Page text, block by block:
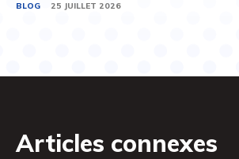
BLOG 25 JUILLET 2026
Articles connexes